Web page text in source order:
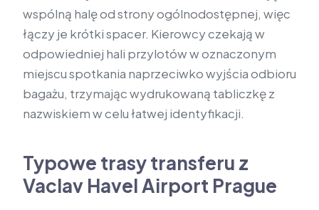
wspólną halę od strony ogólnodostępnej, więc
łączy je krótki spacer. Kierowcy czekają w
odpowiedniej hali przylotów w oznaczonym
miejscu spotkania naprzeciwko wyjścia odbioru
bagażu, trzymając wydrukowaną tabliczkę z
nazwiskiem w celu łatwej identyfikacji.
Typowe trasy transferu z
Vaclav Havel Airport Prague